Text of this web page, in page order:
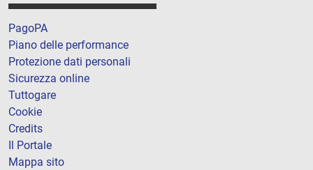
PagoPA
Piano delle performance
Protezione dati personali
Sicurezza online
Tuttogare
Cookie
Credits
Il Portale
Mappa sito